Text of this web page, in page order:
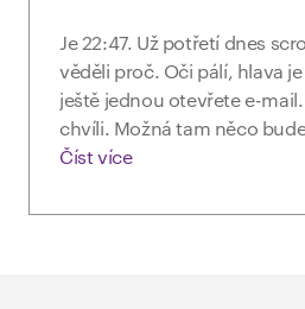
Je 22:47. Už potřetí dnes
věděli proč. Oči pálí, hlava
ještě jednou otevřete e-
chvíli. Možná tam něco
Číst více